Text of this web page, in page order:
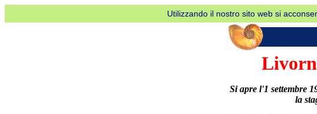
Utilizzando il nostro sito web si
Si apre l'1 settembre
la